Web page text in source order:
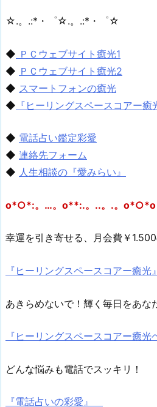
☆.。.:*・゜☆.。.:*・゜☆
◆ ＰＣウェブサイト癒光1
◆ ＰＣウェブサイト癒光2
◆ スマートフォンの癒光
◆ 『ヒーリングスペースコアー
◆ 電話占い鑑定彩愛
◆ 連絡先フォーム
◆ 人生相談の『愛みらい』
o*○*:。…。o**:.。..。.。o*○*o
幸運を引き寄せる、月会費￥
『ヒーリングスペースコアー癒
あきらめないで！輝く毎日をあ
『ヒーリングスペースコアー癒
どんな悩みも電話でスッキリ！
『電話占いの彩愛』